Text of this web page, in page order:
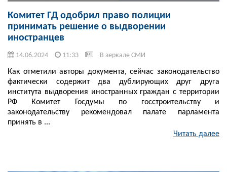
Комитет ГД одобрил право полиции
принимать решение о выдворении
иностранцев
14.06.2024 11:33 В зеркале СМИ
Как отметили авторы документа, сейчас законодательство
фактически содержит два дублирующих друг друга
института выдворения иностранных граждан с территории
РФ Комитет Госдумы по госстроительству и
законодательству рекомендовал палате парламента
принять в ...
Читать далее